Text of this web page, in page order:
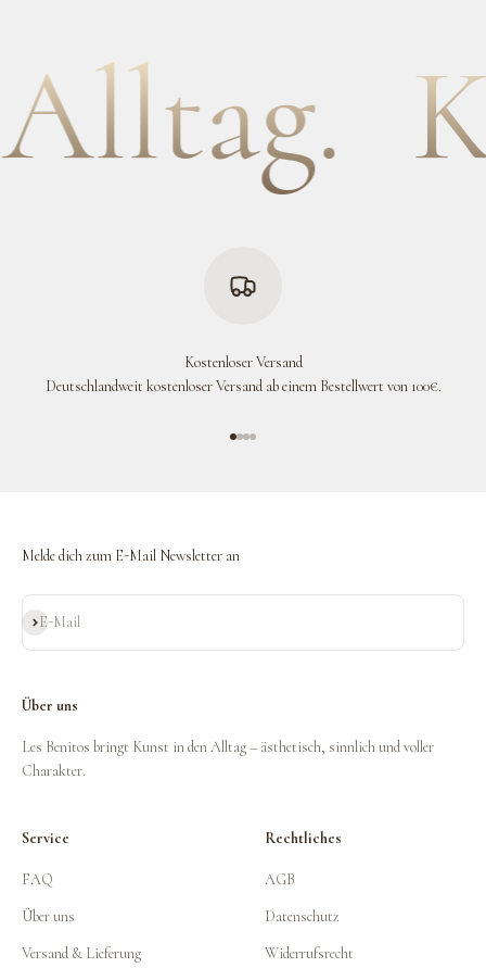
Kostenloser Versand
Deutschlandweit kostenloser Versand ab einem Bestellwert von 100€.
Melde dich zum E-Mail Newsletter an
E-Mail
Abonnieren
Über uns
Les Benitos bringt Kunst in den Alltag – ästhetisch, sinnlich und voller
Charakter.
Service
FAQ
Über uns
Versand & Lieferung
Rechtliches
AGB
Datenschutz
Widerrufsrecht